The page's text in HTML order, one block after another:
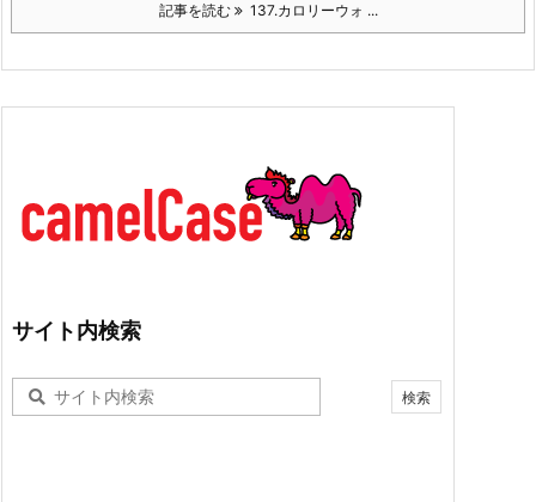
記事を読む 137.カロリーウォ ...
サイト内検索